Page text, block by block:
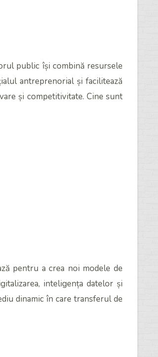
public își combină resursele
antreprenorial și facilitează
și competitivitate. Cine sunt
pentru a crea noi modele de
inteligența datelor și
dinamic în care transferul de